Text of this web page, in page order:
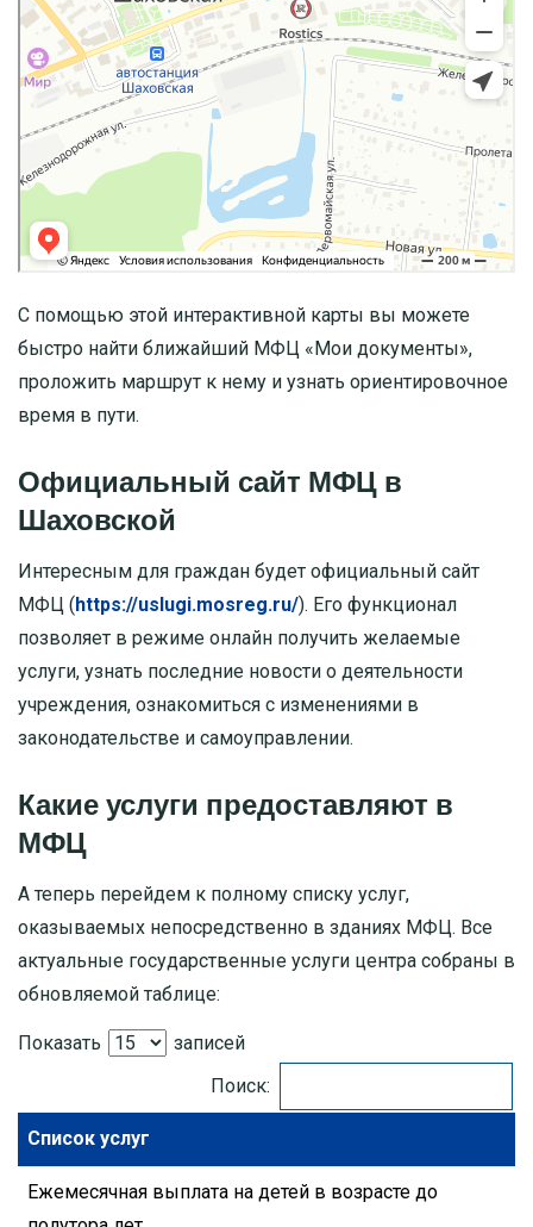
С помощью этой интерактивной карты вы можете
быстро найти ближайший МФЦ «Мои документы»,
проложить маршрут к нему и узнать ориентировочное
время в пути.
Официальный сайт МФЦ в
Шаховской
Интересным для граждан будет официальный сайт
МФЦ ( https://uslugi.mosreg.ru/). Его функционал
позволяет в режиме онлайн получить желаемые
услуги, узнать последние новости о деятельности
учреждения, ознакомиться с изменениями в
законодательстве и самоуправлении.
Какие услуги предоставляют в
МФЦ
А теперь перейдем к полному списку услуг,
оказываемых непосредственно в зданиях МФЦ. Все
актуальные государственные услуги центра собраны в
обновляемой таблице:
Показать
записей
Поиск:
Список услуг
Ежемесячная выплата на детей в возрасте до